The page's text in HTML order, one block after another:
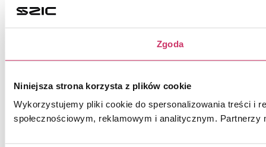
Zgoda
Niniejsza strona korzysta z plików cookie
Wykorzystujemy pliki cookie do spersonalizowania treści i
społecznościowym, reklamowym i analitycznym.